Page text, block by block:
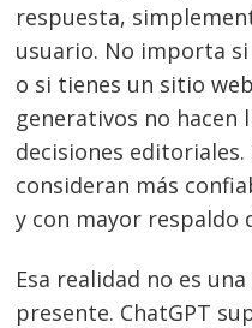
respuesta,
usuario. No importa
o si tienes un sitio
generativos no hacen
decisiones
consideran más
y con mayor respaldo
Esa realidad no es
presente. ChatGPT